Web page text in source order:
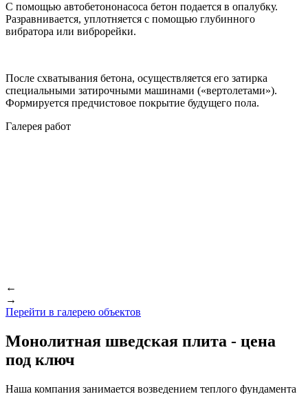
С помощью автобетононасоса бетон подается в опалубку.
Разравнивается, уплотняется с помощью глубинного
вибратора или виброрейки.
После схватывания бетона, осуществляется его затирка
специальными затирочными машинами («вертолетами»).
Формируется предчистовое покрытие будущего пола.
Галерея работ
←
→
Перейти в галерею объектов
Монолитная шведская плита - цена
под ключ
Наша компания занимается возведением теплого фундамента